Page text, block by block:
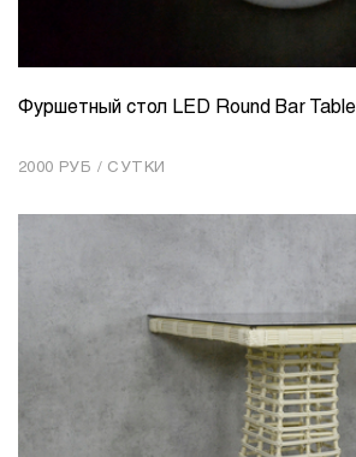
КОЛИЧЕСТВО 1
Фуршетный стол LED Round Bar Table
2000 РУБ / СУТКИ